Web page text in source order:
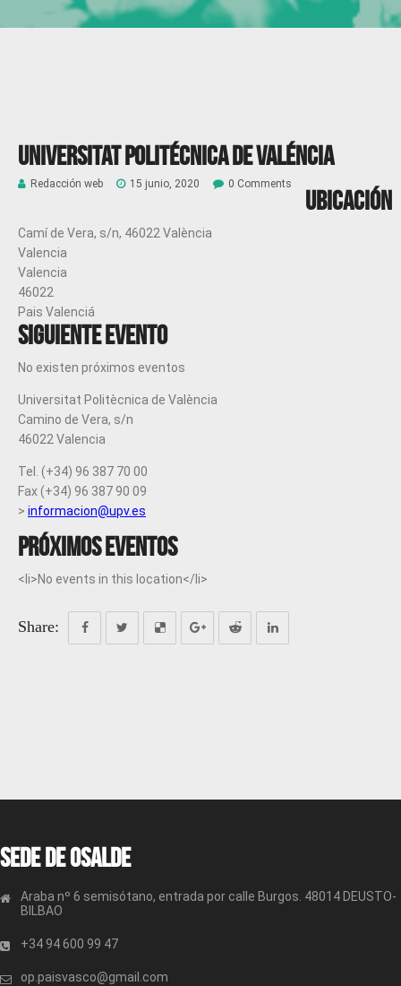
Universitat Politécnica de Valéncia
Redacción web 15 junio, 2020 0 Comments
Ubicación
Camí de Vera, s/n, 46022 València
Valencia
Valencia
46022
Pais Valenciá
Siguiente evento
No existen próximos eventos
Universitat Politècnica de València
Camino de Vera, s/n
46022 Valencia
Tel. (+34) 96 387 70 00
Fax (+34) 96 387 90 09
> informacion@upv.es
Próximos eventos
<li>No events in this location</li>
Share:
Sede de OSALDE
Araba nº 6 semisótano, entrada por calle Burgos. 48014 DEUSTO-
BILBAO
+34 94 600 99 47
op.paisvasco@gmail.com